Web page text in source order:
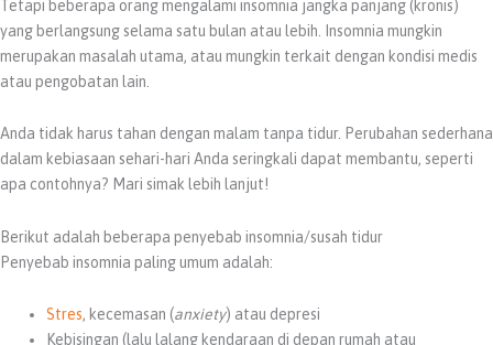
Tetapi beberapa orang mengalami insomnia jangka panjang (kronis)
yang berlangsung selama satu bulan atau lebih. Insomnia mungkin
merupakan masalah utama, atau mungkin terkait dengan kondisi medis
atau pengobatan lain.
Anda tidak harus tahan dengan malam tanpa tidur. Perubahan sederhana
dalam kebiasaan sehari-hari Anda seringkali dapat membantu, seperti
apa contohnya? Mari simak lebih lanjut!
Berikut adalah beberapa penyebab insomnia/susah tidur
Penyebab insomnia paling umum adalah:
Stres, kecemasan (anxiety) atau depresi
Kebisingan (lalu lalang kendaraan di depan rumah atau